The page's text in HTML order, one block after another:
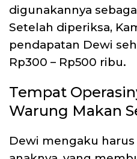
digunakannya
Setelah diperiksa,
pendapatan Dewi
Rp300 – Rp500 ribu.
Tempat
Warung Makan
Dewi mengaku